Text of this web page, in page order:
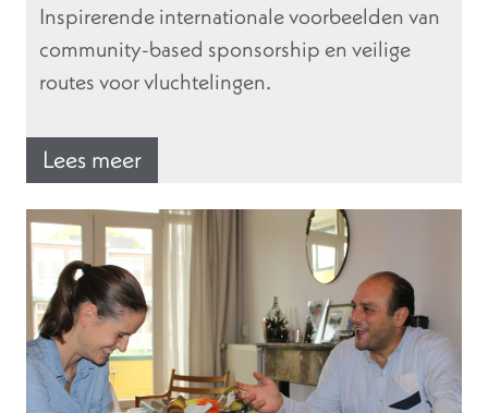
Inspirerende internationale voorbeelden van
community-based sponsorship en veilige
routes voor vluchtelingen.
Lees meer